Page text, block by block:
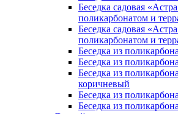
Беседка садовая
поликарбонатом и
Беседка садовая
поликарбонатом и
Беседка из
Беседка из
Беседка из
коричневый
Беседка из
Беседка из